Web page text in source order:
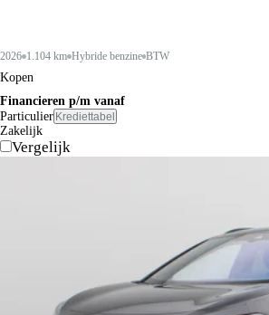
2026 1.104 km Hybride benzine BTW
Kopen
Financieren p/m vanaf
Particulier Krediettabel
Zakelijk
Vergelijk